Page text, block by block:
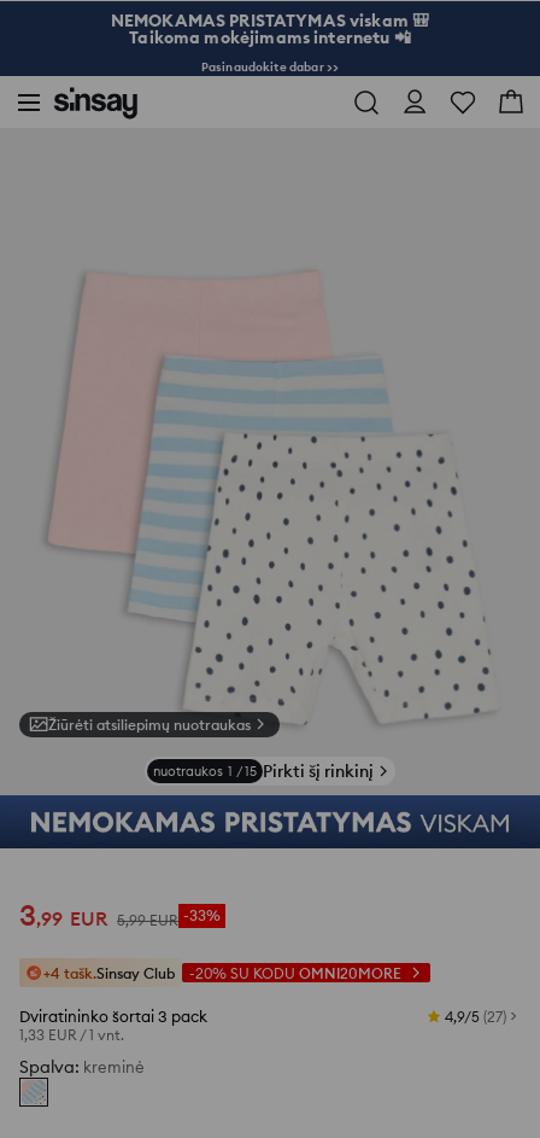
NEMOKAMAS PRISTATYMAS viskam 🎒
Taikoma mokėjimams internetu 📲
Pasinaudokite dabar >>
Žiūrėti atsiliepimų nuotraukas
nuotraukos 1 /15 Pirkti šį rinkinį
3,99 EUR 5,99 EUR -33%
+4 tašk.Sinsay Club -20% SU KODU OMNI20MORE
Dviratininko šortai 3 pack
1,33 EUR /1 vnt.
4,9/5 (27)
Spalva: kreminė